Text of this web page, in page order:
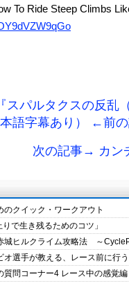
To Ride Steep Climbs
スパルタクスの反乱
語字幕あり） ←前
次の記事→ カン
のクイック・ワークアウト
で生き残るためのコツ」
城ヒルクライム攻略法 ～
オ選手が教える、レース前に
質問コーナー4 レース中の感覚編